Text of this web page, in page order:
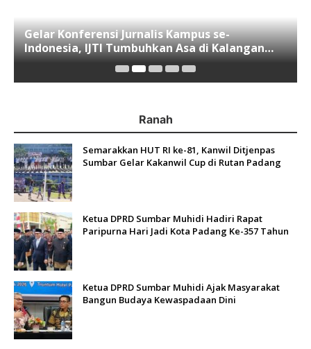
Gelar Konferensi Jurnalis Kampus se-
Indonesia, IJTI Tumbuhkan Asa di Kalangan
Jurnalis Muda di Era Disruspi Digital
Ranah
Semarakkan HUT RI ke-81, Kanwil Ditjenpas
Sumbar Gelar Kakanwil Cup di Rutan Padang
Ketua DPRD Sumbar Muhidi Hadiri Rapat
Paripurna Hari Jadi Kota Padang Ke-357 Tahun
Ketua DPRD Sumbar Muhidi Ajak Masyarakat
Bangun Budaya Kewaspadaan Dini